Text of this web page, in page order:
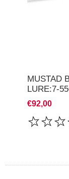
MUSTAD
LURE:7-
€92,00